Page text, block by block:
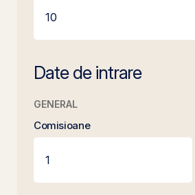
Date de intrare
GENERAL
Comisioane